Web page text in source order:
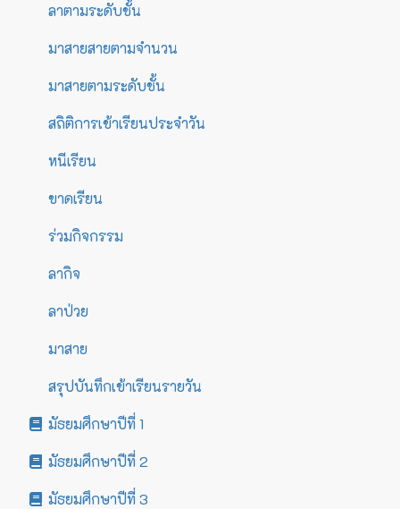
ลาตามระดับชั้น
มาสายสายตามจำนวน
มาสายตามระดับชั้น
สถิติการเข้าเรียนประจำวัน
หนีเรียน
ขาดเรียน
ร่วมกิจกรรม
ลากิจ
ลาป่วย
มาสาย
สรุปบันทึกเข้าเรียนรายวัน
มัธยมศึกษาปีที่ 1
มัธยมศึกษาปีที่ 2
มัธยมศึกษาปีที่ 3